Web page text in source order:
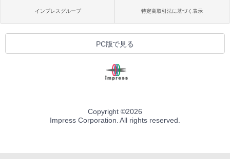
インプレスグループ 特定商取引法に基づく表示
PC版で見る
Copyright ©2026
Impress Corporation. All rights reserved.